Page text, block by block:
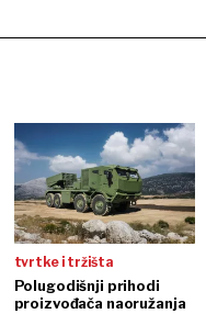
tvrtke i tržišta
Polugodišnji prihodi
proizvođača naoružanja